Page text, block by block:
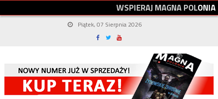
WSPIERAJMAGNAPOLONIA
Piątek, 07 Sierpnia 2026